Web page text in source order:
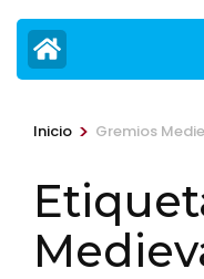
Inicio > Gremios